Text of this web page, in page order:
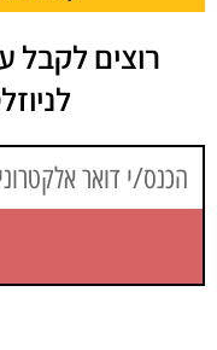
רוצים לקבל